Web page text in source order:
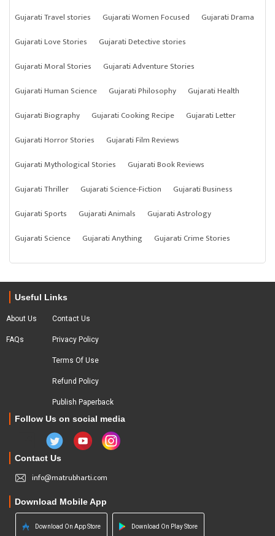
Gujarati Travel stories
Gujarati Women Focused
Gujarati Drama
Gujarati Love Stories
Gujarati Detective stories
Gujarati Moral Stories
Gujarati Adventure Stories
Gujarati Human Science
Gujarati Philosophy
Gujarati Health
Gujarati Biography
Gujarati Cooking Recipe
Gujarati Letter
Gujarati Horror Stories
Gujarati Film Reviews
Gujarati Mythological Stories
Gujarati Book Reviews
Gujarati Thriller
Gujarati Science-Fiction
Gujarati Business
Gujarati Sports
Gujarati Animals
Gujarati Astrology
Gujarati Science
Gujarati Anything Gujarati Crime Stories
Useful Links
About Us
FAQs
Contact Us
Privacy Policy
Terms Of Use
Refund Policy
Publish Paperback
Follow Us on social media
Contact Us
info@matrubharti.com
Download Mobile App
Download On App Store Download On Play Store